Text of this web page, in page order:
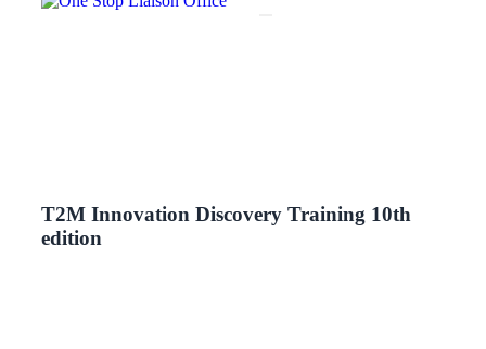
T2M Innovation Discovery Training 10th
edition